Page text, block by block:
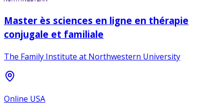
Master ès sciences en ligne en thérapie
conjugale et familiale
The Family Institute at Northwestern University
Online USA